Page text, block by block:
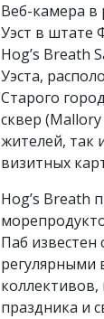
Веб-камера в
Уэст в штате
Hog’s Breath
Уэста,
Старого
сквер
жителей, так
визитных
Hog’s Breath
Паб
регулярными
праздника и